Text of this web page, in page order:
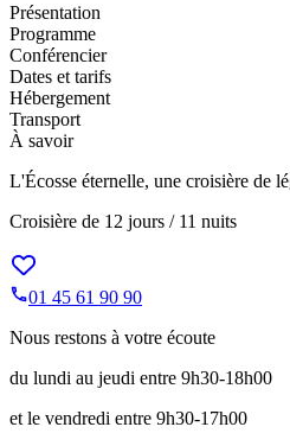
Présentation
Programme
Conférencier
Dates et tarifs
Hébergement
Transport
À savoir
L'Écosse éternelle, une croisière de
Croisière de 12 jours / 11 nuits
01 45 61 90 90
Nous restons à votre écoute
du lundi au jeudi entre 9h30-18h00
et le vendredi entre 9h30-17h00